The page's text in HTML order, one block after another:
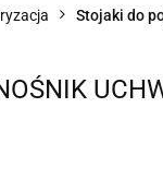
Stojaki do